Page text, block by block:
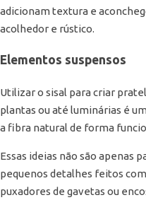
adicionam textura e
acolhedor e rústico.
Elementos suspensos
Utilizar o sisal para criar
plantas ou até luminárias é
a fibra natural de forma
Essas ideias não são apenas
pequenos detalhes feitos
puxadores de gavetas ou